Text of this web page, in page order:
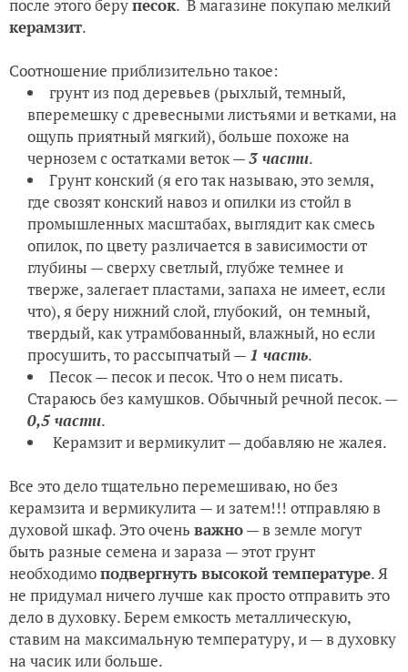
после этого берупесок. В магазине покупаю мелкий
керамзит.
Соотношение приблизительно такое:
грунт из под деревьев (рыхлый, темный,
вперемешку с древесными листьями и ветками, на
ощупь приятный мягкий), больше похоже на
чернозем с остатками веток —3 части.
Грунт конский (я его так называю, это земля,
где свозят конский навоз и опилки из стойл в
промышленных масштабах, выглядит как смесь
опилок, по цвету различается в зависимости от
глубины — сверху светлый, глубже темнее и
тверже, залегает пластами, запаха не имеет, если
что), я беру нижний слой, глубокий, он темный,
твердый, как утрамбованный, влажный, но если
просушить, то рассыпчатый — 1 часть.
Песок — песок и песок. Что о нем писать.
Стараюсь без камушков. Обычный речной песок. —
0,5 части.
Керамзит и вермикулит — добавляю не жалея.
Все это дело тщательно перемешиваю, но без
керамзита и вермикулита — и затем!!! отправляю в
духовой шкаф. Это очень важно— в земле могут
быть разные семена и зараза — этот грунт
необходимоподвергнуть высокой температуре. Я
не придумал ничего лучше как просто отправить это
дело в духовку. Берем емкость металлическую,
ставим на максимальную температуру, и — в духовку
на часик или больше.